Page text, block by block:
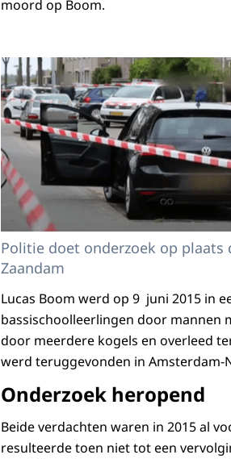
moord op Boom.
Politie doet onderzoek op plaats
Zaandam
Lucas Boom werd op 9 juni 2015 in
bassischoolleerlingen door mannen
door meerdere kogels en overleed
werd teruggevonden in Amsterdam-
Onderzoek heropend
Beide verdachten waren in 2015 al
resulteerde toen niet tot een